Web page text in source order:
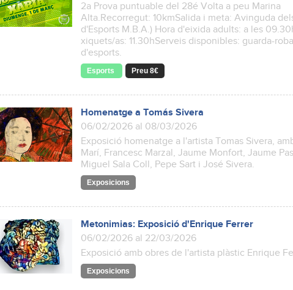
2a Prova puntuable del 28é Volta a peu Marina
Alta.Recorregut: 10kmSalida i meta: Avinguda
d'Esports M.B.A.) Hora d'eixida adults: a les
xiquets/as: 11.30hServeis disponibles: guarda-
d'esports.
Esports Preu 8€
Homenatge a Tomás Sivera
06/02/2026 al 08/03/2026
Exposició homenatge a l'artista Tomas Sivera,
Marí, Francesc Marzal, Jaume Monfort, Jaume
Miguel Sala Coll, Pepe Sart i José Sivera.
Exposicions
Metonimias: Exposició d'Enrique Ferrer
06/02/2026 al 22/03/2026
Exposició amb obres de l'artista plàstic Enrique
Exposicions